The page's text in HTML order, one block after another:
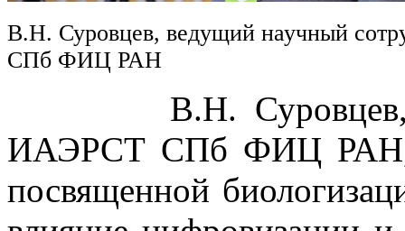
В.Н. Суровцев, ведущий научный
СПб ФИЦ РАН
В.Н. Суровцев,
ИАЭРСТ СПб ФИЦ РАН,
посвященной